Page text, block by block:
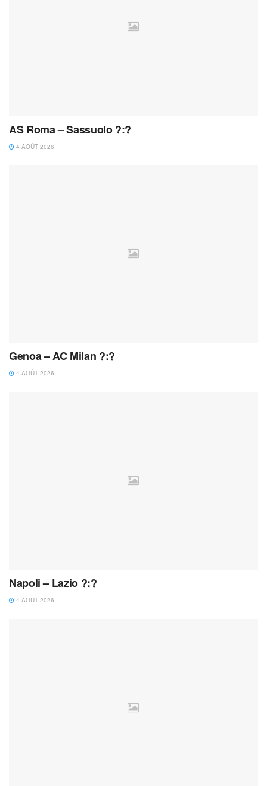
AS Roma – Sassuolo ?:?
4 AOÛT 2026
Genoa – AC Milan ?:?
4 AOÛT 2026
Napoli – Lazio ?:?
4 AOÛT 2026